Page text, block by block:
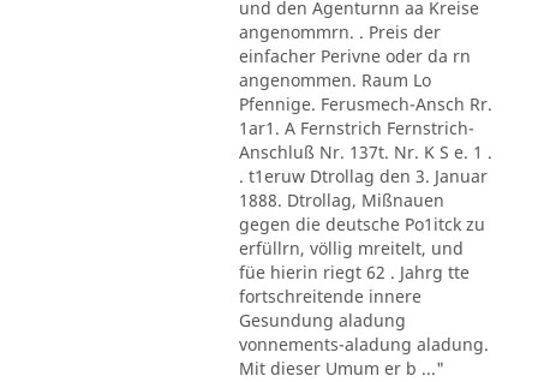
und den Agenturnn aa Kreise
angenommrn. . Preis der
einfacher Perivne oder da rn
angenommen. Raum Lo
Pfennige. Ferusmech-Ansch Rr.
1ar1. A Fernstrich Fernstrich-
Anschluß Nr. 137t. Nr. K S e. 1 .
. t1eruw Dtrollag den 3. Januar
1888. Dtrollag, Mißnauen
gegen die deutsche Po1itck zu
erfüllrn, völlig mreitelt, und
füe hierin riegt 62 . Jahrg tte
fortschreitende innere
Gesundung aladung
vonnements-aladung aladung.
Mit dieser Umum er b ..."